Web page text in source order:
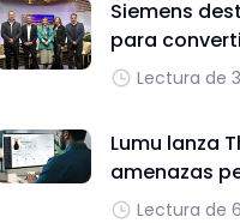
Siemens
para
Lectura de
Lumu lanza
amenazas
Lectura de